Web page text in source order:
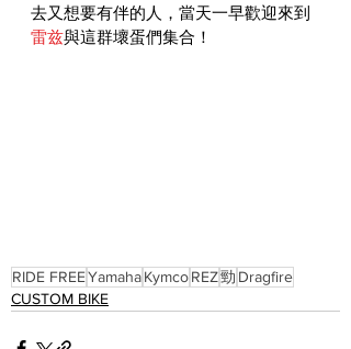
去又想要有伴的人，當天一早歡迎來到
雷兹與這群壞蛋們集合！
RIDE FREEYamahaKymcoREZ勁 Dragfire
CUSTOM BIKE